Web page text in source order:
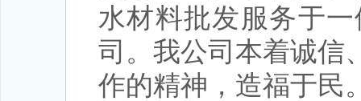
水材料批发服务于
司。我公司本着诚信
作的精神，造福于民